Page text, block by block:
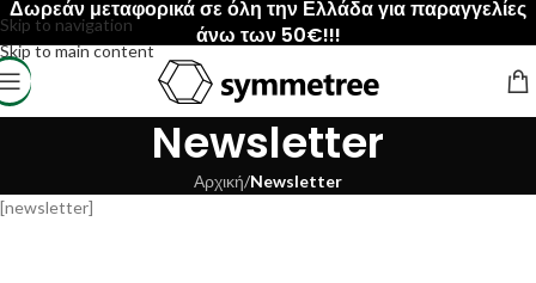
Skip to navigation
Skip to main content
Δωρεάν μεταφορικά σε όλη την Ελλάδα για παραγγελίες
άνω των 50€!!!
Newsletter
Αρχική/Newsletter
[newsletter]